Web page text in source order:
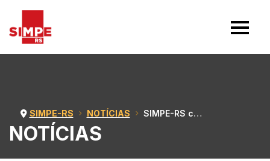
NOTÍCIAS
SIMPE-RS NOTÍCIAS SIMPE-RS convoca AGE virtual com nova data